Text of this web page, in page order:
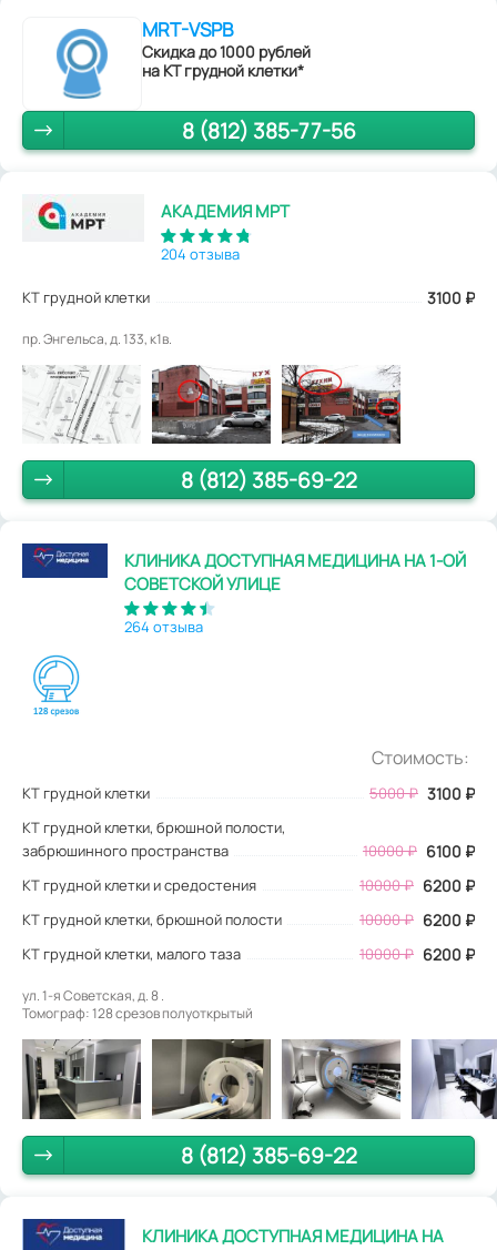
MRT-VSPB
Скидка до 1000 рублей
на КТ грудной клетки*
8 (812) 385-77-56
АКАДЕМИЯ МРТ
204 отзыва
КТ грудной клетки 3100 ₽
пр. Энгельса, д. 133, к1в.
8 (812) 385-69-22
КЛИНИКА ДОСТУПНАЯ МЕДИЦИНА НА 1-ОЙ
СОВЕТСКОЙ УЛИЦЕ
264 отзыва
Стоимость:
КТ грудной клетки 5000₽ 3100 ₽
КТ грудной клетки, брюшной полости,
забрюшинного пространства
10000 ₽ 6100 ₽
КТ грудной клетки и средостения 10000 ₽ 6200 ₽
КТ грудной клетки, брюшной полости 10000 ₽ 6200 ₽
КТ грудной клетки, малого таза 10000 ₽ 6200 ₽
ул. 1-я Советская, д. 8 .
Томограф: 128 срезов полуоткрытый
8 (812) 385-69-22
КЛИНИКА ДОСТУПНАЯ МЕДИЦИНА НА